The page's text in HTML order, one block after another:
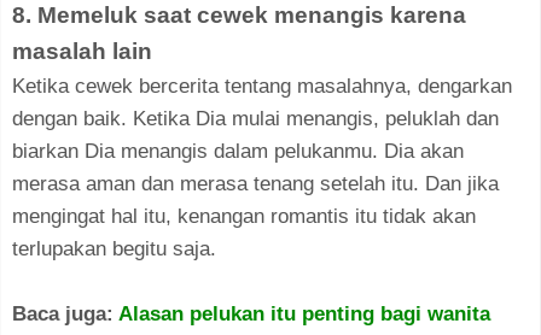
8. Memeluk saat cewek menangis karena
masalah lain
Ketika cewek bercerita tentang masalahnya, dengarkan
dengan baik. Ketika Dia mulai menangis, peluklah dan
biarkan Dia menangis dalam pelukanmu. Dia akan
merasa aman dan merasa tenang setelah itu. Dan jika
mengingat hal itu, kenangan romantis itu tidak akan
terlupakan begitu saja.
Baca juga: Alasan pelukan itu penting bagi wanita